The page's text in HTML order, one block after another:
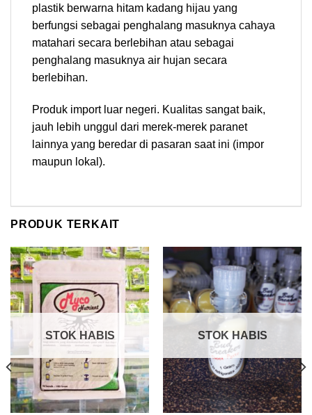
plastik berwarna hitam kadang hijau yang
berfungsi sebagai penghalang masuknya cahaya
matahari secara berlebihan atau sebagai
penghalang masuknya air hujan secara
berlebihan.
Produk import luar negeri. Kualitas sangat baik,
jauh lebih unggul dari merek-merek paranet
lainnya yang beredar di pasaran saat ini (impor
maupun lokal).
PRODUK TERKAIT
STOK HABIS STOK HABIS